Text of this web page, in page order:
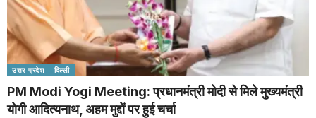
उत्तर प्रदेश दिल्ली
PM Modi Yogi Meeting: प्रधानमंत्री मोदी से मिले मुख्यमंत्री
योगी आदित्यनाथ, अहम मुद्दों पर हुई चर्चा